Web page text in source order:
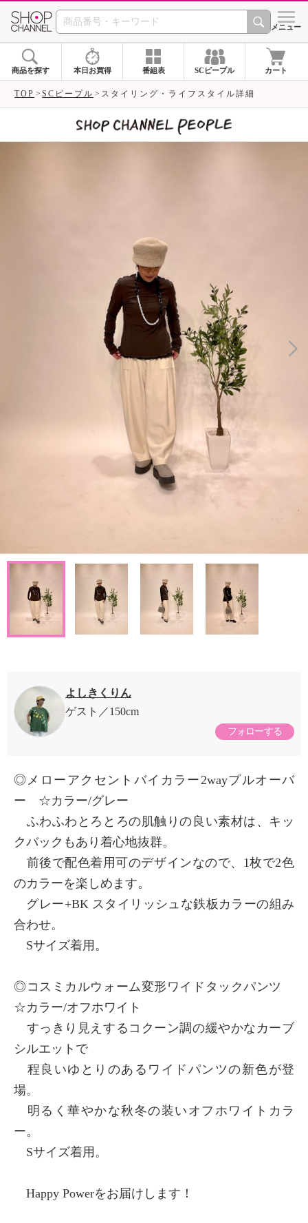
SHOP CHANNEL シメニュー
商品を探す 本日お買得 番組表 SCピープル カート
TOP SCピープル スタイリング・ライフスタイル詳細
よしきくりん
ゲスト
150cm
フォローする
◎メローアクセントバイカラー2wayプルオーバ
ー ☆カラー/グレー
ふわふわとろとろの肌触りの良い素材は、キッ
クバックもあり着心地抜群。
前後で配色着用可のデザインなので、1枚で2色
のカラーを楽しめます。
グレー+BK スタイリッシュな鉄板カラーの組み
合わせ。
Sサイズ着用。
◎コスミカルウォーム変形ワイドタックパンツ
☆カラー/オフホワイト
すっきり見えするコクーン調の緩やかなカーブ
シルエットで
程良いゆとりのあるワイドパンツの新色が登
場。
明るく華やかな秋冬の装いオフホワイトカラ
ー。
Sサイズ着用。
Happy Powerをお届けします！